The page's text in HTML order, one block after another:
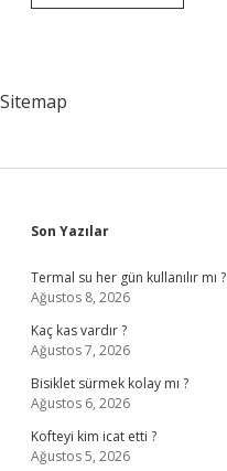
Ve
Sitemap
Sidebar
Son Yazılar
Termal su her gün kullanılır mı ?
Ağustos 8, 2026
Kaç kas vardır ?
Ağustos 7, 2026
Bisiklet sürmek kolay mı ?
Ağustos 6, 2026
Kofteyi kim icat etti ?
Ağustos 5, 2026